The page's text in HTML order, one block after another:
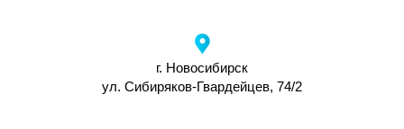
г. Новосибирск
ул. Сибиряков-Гвардейцев, 74/2